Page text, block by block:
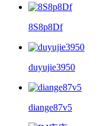
8S8p8Df
duyujie3950
diange87v5